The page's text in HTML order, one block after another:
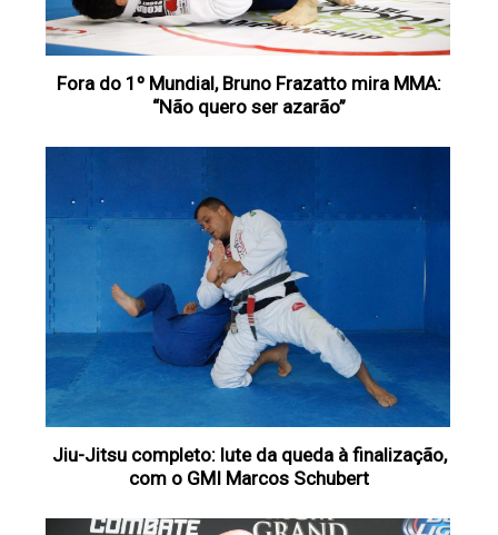
Fora do 1º Mundial, Bruno Frazatto mira MMA:
“Não quero ser azarão”
Jiu-Jitsu completo: lute da queda à finalização,
com o GMI Marcos Schubert